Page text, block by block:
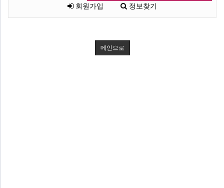
회원가입 정보찾기
메인으로